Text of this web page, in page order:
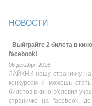
НОВОСТИ
Выйграйте 2 билета в
facebook!
06 декабря 2016
ЛАЙКНИ нашу страничку
конкурсом и можешь
билетов в кино! Условия
страничке на facebook,